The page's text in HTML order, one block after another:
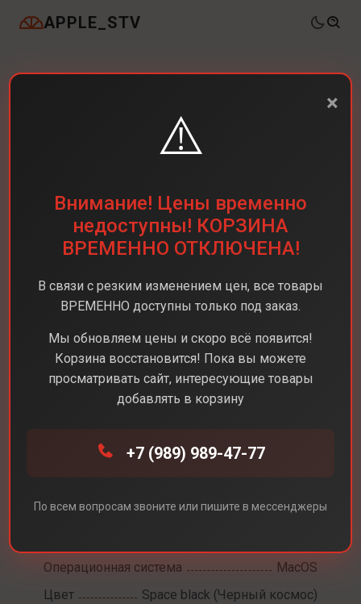
APPLE_STV
MacBook Pro 14 M4
Pro
Разрешение экрана
3024 x 1964
Процессор
Apple M4 Pro
Операционная система
MacOS
Цвет
Space black (Черный космос)
×
⚠️
Внимание! Цены временно
недоступны! КОРЗИНА
ВРЕМЕННО ОТКЛЮЧЕНА!
В связи с резким изменением цен, все товары
ВРЕМЕННО доступны только под заказ.
Мы обновляем цены и скоро всё появится!
Корзина восстановится! Пока вы можете
просматривать сайт, интересующие товары
добавлять в корзину
+7 (989) 989-47-77
По всем вопросам звоните или пишите в мессенджеры